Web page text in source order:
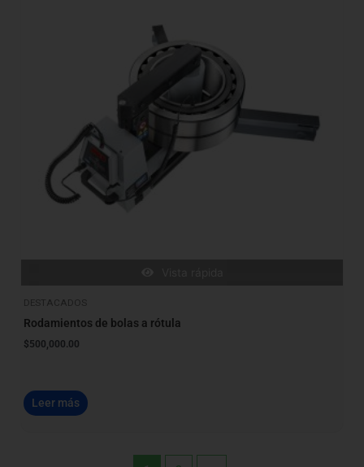
DESTACADOS
Rodamientos de bolas a rótula
$500,000.00
Leer más